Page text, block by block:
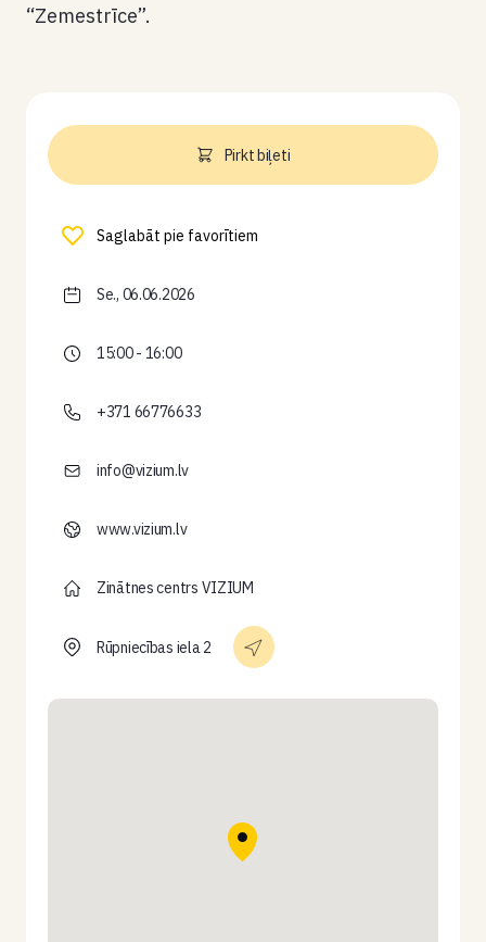
“Zemestrīce”.
Pirkt biļeti
Saglabāt pie favorītiem
Se., 06.06.2026
15:00 - 16:00
+371 66776633
info@vizium.lv
www.vizium.lv
Zinātnes centrs VIZIUM
Rūpniecības iela 2